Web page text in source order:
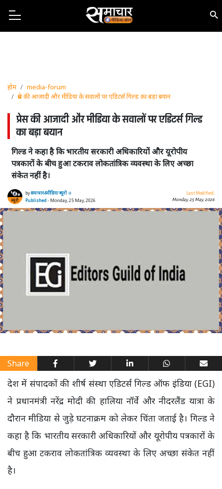
होम
media-forum
प्रेस की आजादी और मीडिया के सवालों पर एडिटर्स गिल्ड का बड़ा बयान
प्रेस की आजादी और मीडिया के सवालों पर एडिटर्स गिल्ड
का बड़ा बयान
गिल्ड ने कहा है कि भारतीय सरकारी अधिकारियों और यूरोपीय
पत्रकारों के बीच हुआ टकराव लोकतांत्रिक व्यवस्था के लिए अच्छा
संकेत नहीं है।
byसमाचार4मीडिया ब्यूरो ।।
Published- Monday, 25 May, 2026
Last Modified:
Monday, 25 May, 2026
Share
देश में संपादकों की शीर्ष संस्था एडिटर्स गिल्ड ऑफ इंडिया (EGI)
ने प्रधानमंत्री नरेंद्र मोदी की हालिया नॉर्वे और नीदरलैंड यात्रा के
दौरान मीडिया से जुड़े घटनाक्रम को लेकर चिंता जताई है। गिल्ड ने
कहा है कि भारतीय सरकारी अधिकारियों और यूरोपीय पत्रकारों के
बीच हुआ टकराव लोकतांत्रिक व्यवस्था के लिए अच्छा संकेत नहीं
है।